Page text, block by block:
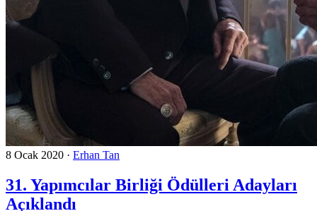
8 Ocak 2020 · Erhan Tan
31. Yapımcılar Birliği Ödülleri Adayları
Açıklandı